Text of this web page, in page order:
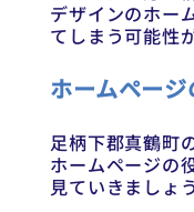
デザインのホー
てしまう可能性
ホームペー
足柄下郡真鶴町
ホームページの
見ていきましょう